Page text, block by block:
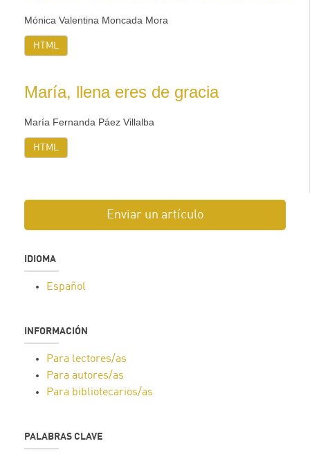
Mónica Valentina Moncada Mora
HTML
María, llena eres de gracia
María Fernanda Páez Villalba
HTML
Enviar un artículo
IDIOMA
Español
INFORMACIÓN
Para lectores/as
Para autores/as
Para bibliotecarios/as
PALABRAS CLAVE